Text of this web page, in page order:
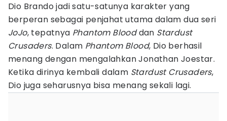
Dio Brando jadi satu-satunya karakter yang
berperan sebagai penjahat utama dalam dua seri
JoJo, tepatnya Phantom Blooddan Stardust
Crusaders. Dalam Phantom Blood, Dio berhasil
menang dengan mengalahkan Jonathan Joestar.
Ketika dirinya kembali dalam Stardust Crusaders,
Dio juga seharusnya bisa menang sekali lagi.